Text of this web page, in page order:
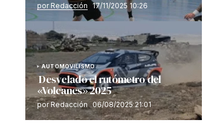
por Redacción 17/11/2025 10:26
AUTOMOVILISMO
Desvelado el rutómetro del
«Volcanes» 2025
por Redacción 06/08/2025 21:01